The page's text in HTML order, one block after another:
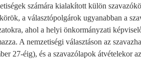
számára kialakított külön
a választópolgárok ugyanabban a
ahol a helyi önkormányzati
A nemzetiségi választáson az
27-éig), és a szavazólapok átvételekor